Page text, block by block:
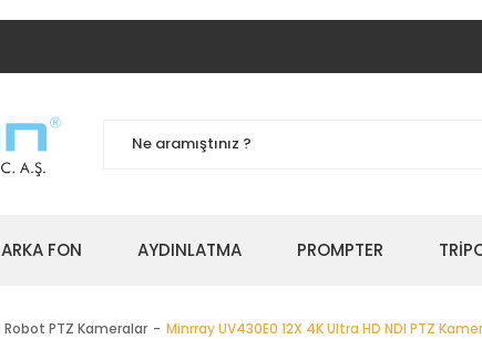
ARKA FON AYDINLATMA PROMPTER
Robot PTZ Kameralar Minrray UV430E0 12X 4K Ultra HD NDI PTZ